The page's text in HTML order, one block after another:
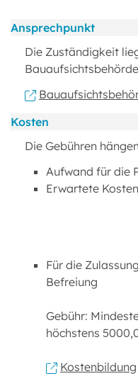
Ansprechpunkt
Die Zuständigkeit
Kosten
Die Gebühren
Aufwand für die
Erwartete
Für die
Befreiung
Gebühr:
höchstens
Kostenbildung